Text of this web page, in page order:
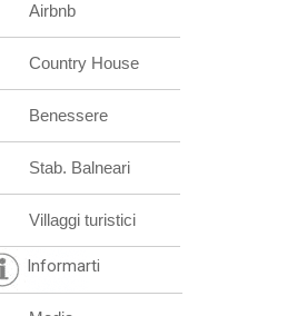
Airbnb
Country House
Benessere
Stab. Balneari
Villaggi turistici
Informarti